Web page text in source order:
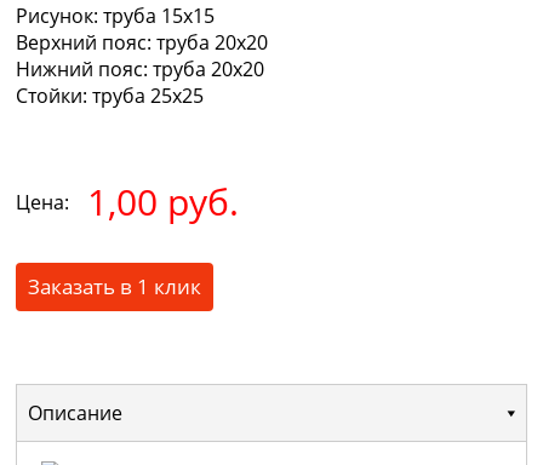
Рисунок: труба 15х15
Верхний пояс: труба 20х20
Нижний пояс: труба 20х20
Стойки: труба 25х25
Цена: 1,00 руб.
Заказать в 1 клик
Описание